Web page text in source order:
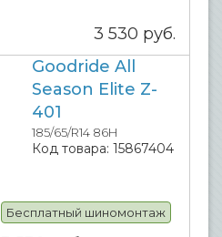
3 530 руб.
Goodride All
Season Elite Z-
401
185/65/R14 86H
Код товара: 15867404
Бесплатный шиномонтаж